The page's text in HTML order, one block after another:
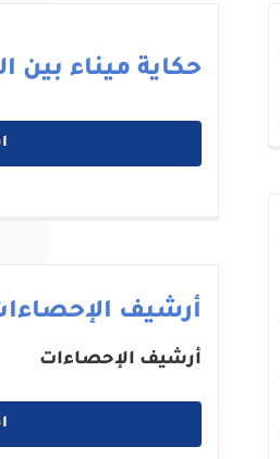
حكاية ميناء بين
أرشيف
أرشيف الإحصاءات